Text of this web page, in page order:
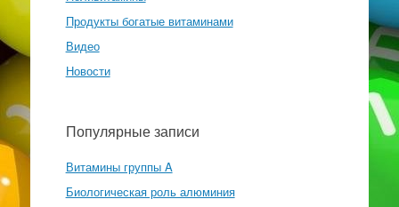
Продукты богатые витаминами
Видео
Новости
Популярные записи
Витамины группы A
Биологическая роль алюминия